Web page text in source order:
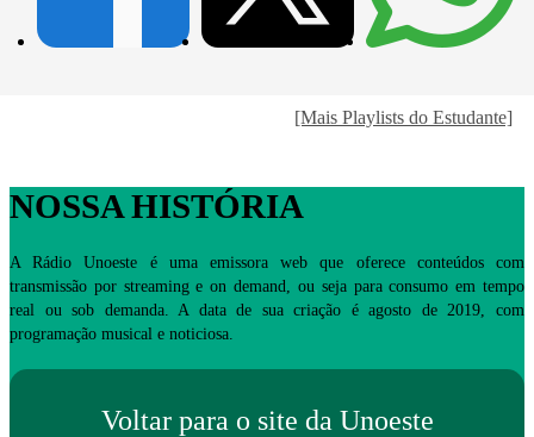
[Mais Playlists do Estudante]
NOSSA HISTÓRIA
A Rádio Unoeste é uma emissora web que oferece conteúdos com
transmissão por streaming e on demand, ou seja para consumo em tempo
real ou sob demanda. A data de sua criação é agosto de 2019, com
programação musical e noticiosa.
Voltar para o site da Unoeste